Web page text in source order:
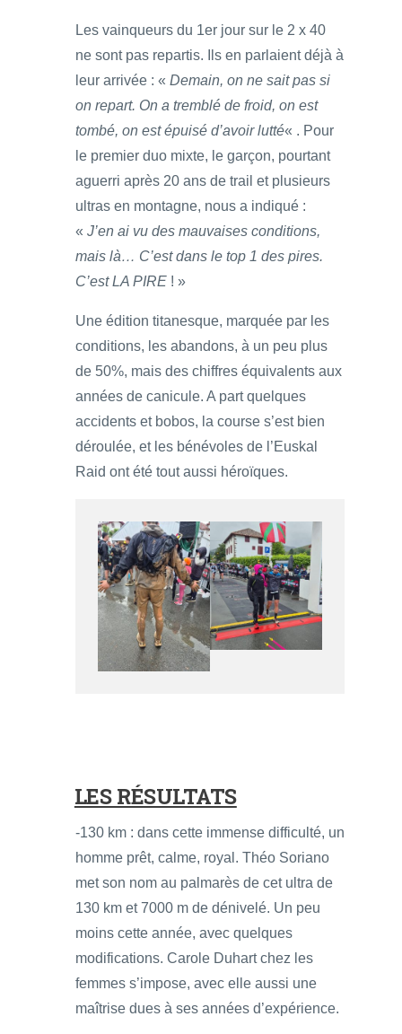
Les vainqueurs du 1er jour sur le 2 x 40
ne sont pas repartis. Ils en parlaient déjà à
leur arrivée : « Demain, on ne sait pas si
on repart. On a tremblé de froid, on est
tombé, on est épuisé d’avoir lutté« . Pour
le premier duo mixte, le garçon, pourtant
aguerri après 20 ans de trail et plusieurs
ultras en montagne, nous a indiqué :
« J’en ai vu des mauvaises conditions,
mais là… C’est dans le top 1 des pires.
C’est LA PIRE ! »
Une édition titanesque, marquée par les
conditions, les abandons, à un peu plus
de 50%, mais des chiffres équivalents aux
années de canicule. A part quelques
accidents et bobos, la course s’est bien
déroulée, et les bénévoles de l’Euskal
Raid ont été tout aussi héroïques.
LES RÉSULTATS
-130 km : dans cette immense difficulté, un
homme prêt, calme, royal. Théo Soriano
met son nom au palmarès de cet ultra de
130 km et 7000 m de dénivelé. Un peu
moins cette année, avec quelques
modifications. Carole Duhart chez les
femmes s’impose, avec elle aussi une
maîtrise dues à ses années d’expérience.